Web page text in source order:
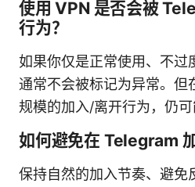
使用 VPN 是否会被
行为？
如果你仅是正常使用、不过
通常不会被标记为异常。但
规模的加入/离开行为，仍可
如何避免在 Telegram
保持自然的加入节奏、避免